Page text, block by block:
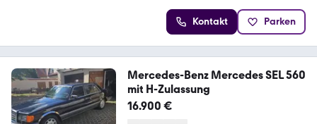
Kontakt Parken
Mercedes-Benz Mercedes SEL 560
mit H-Zulassung
16.900 €